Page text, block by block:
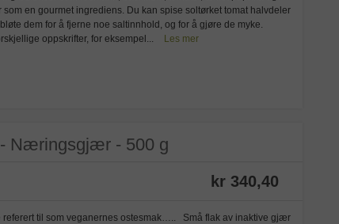
en gourmet ingrediens. Du kan spise soltørket tomat halvdeler
dem for å fjerne noe saltinnhold, og for å gjøre de myke.
oppskrifter, for eksempel...
Les mer
- Næringsgjær - 500 g
kr 340,40
til som veganernes ostesmak….. Små flak av inaktive gjær